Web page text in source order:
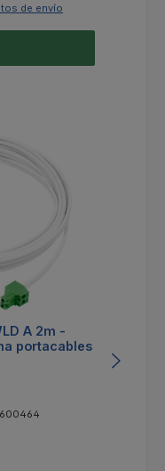
de envío
A 2m -
portacables
600464